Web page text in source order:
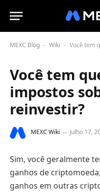
MEXC Blog - Wiki - Você tem
Você tem
impostos
reinvestir?
MEXC Wiki Julho 17,
Sim, você geralmente
ganhos de
ganhos em outras